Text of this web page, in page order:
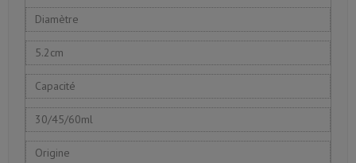
Diamètre
5.2cm
Capacité
30/45/60ml
Origine